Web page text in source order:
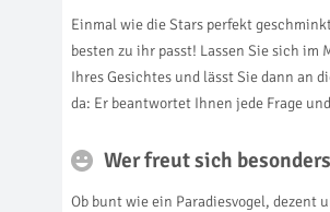
Einmal wie die Stars perfekt
besten zu ihr passt! Lassen Sie sich
Ihres Gesichtes und lässt Sie dann an
da: Er beantwortet Ihnen jede Frage
Wer freut sich
Ob bunt wie ein Paradiesvogel, dezent